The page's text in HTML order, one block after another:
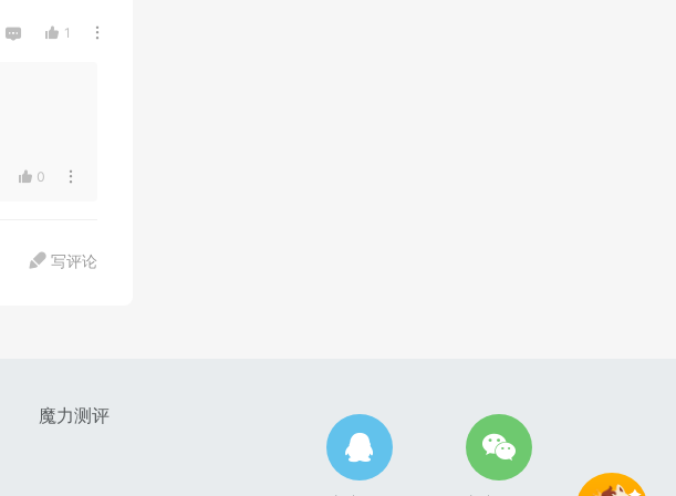
1
0
写评论
魔力测评